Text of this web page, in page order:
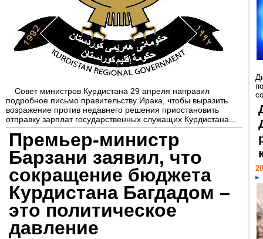
Совет министров Курдистана 29 апреля направил
подробное письмо правительству Ирака, чтобы выразить
возражение против недавнего решения приостановить
отправку зарплат государственных служащих Курдистана...
Премьер-министр
Барзани заявил, что
сокращение бюджета
Курдистана Багдадом –
это политическое
давление